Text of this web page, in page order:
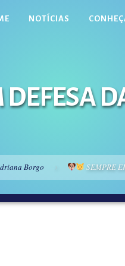
NOTÍCIAS
DEFESA
Borgo SEMPRE